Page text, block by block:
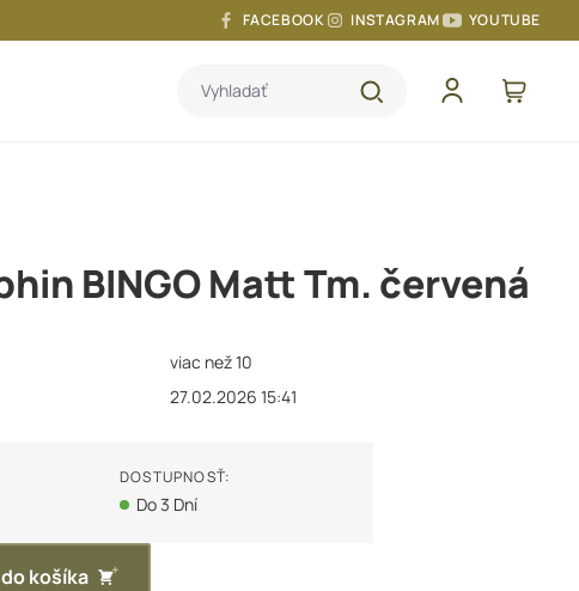
FACEBOOK INSTAGRAM YOUTUBE
Vyhladať
BINGO Matt Tm. červená
viac než 10
27.02.2026 15:41
DOSTUPNOSŤ:
Do 3 Dní
košíka